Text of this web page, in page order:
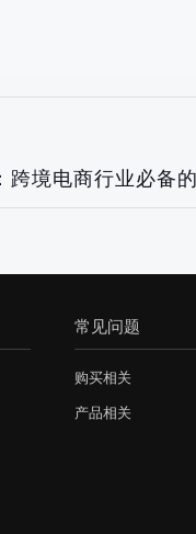
跨境电商行业必备
常见问题
购买相关
产品相关